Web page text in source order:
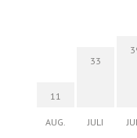
11
AUG.
33
JULI